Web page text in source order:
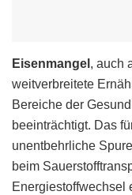
Eisenmangel , auch
weitverbreitete
Bereiche der
beeinträchtigt. Das
unentbehrliche
beim
Energiestoffwechsel